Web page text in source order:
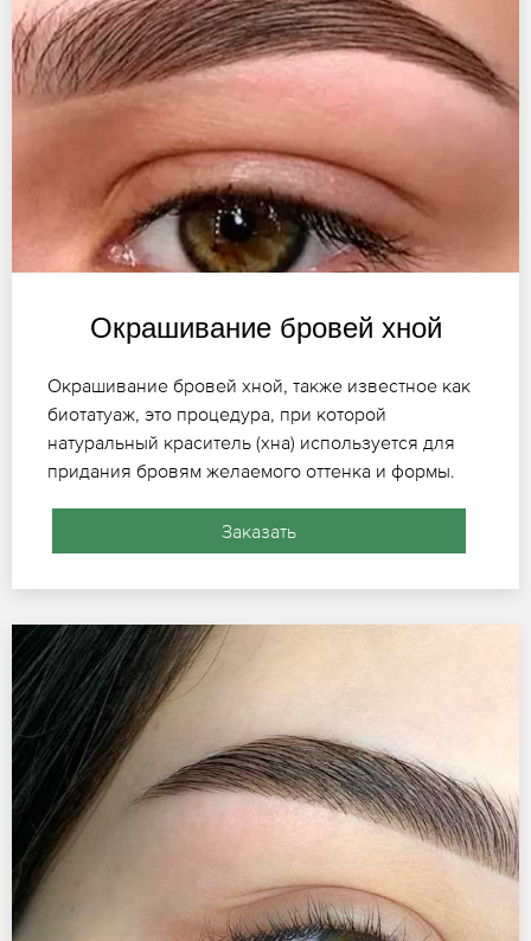
Окрашивание бровей хной
Окрашивание бровей хной, также известное как
биотатуаж, это процедура, при которой
натуральный краситель (хна) используется для
придания бровям желаемого оттенка и формы.
Заказать